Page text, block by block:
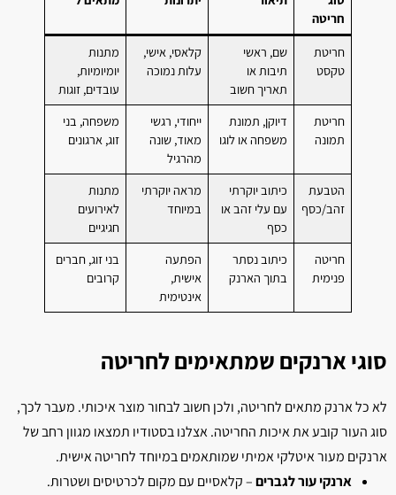
חריטה
חריטת
טקסט
שם, ראשי
תיבות או
תאריך חשוב
קלאסי, אישי,
עלות נמוכה
מתנות
יומיומיות,
עובדים, זוגות
חריטת
תמונה
דיוקן, תמונת
משפחה או לוגו
ייחודי, רגשי
מאוד, שונה
מהרגיל
משפחה, בני
זוג, ארגונים
הטבעת
זהב/כסף
כיתוב יוקרתי
עם עלי זהב או
כסף
מראה יוקרתי
במיוחד
מתנות
לאירועים
חגיגיים
חריטה
פנימית
כיתוב נסתר
בתוך הארנק
הפתעה
אישית,
אינטימית
בני זוג, חברים
קרובים
סוגי ארנקים שמתאימים לחריטה
לא כל ארנק מתאים לחריטה, ולכן חשוב לבחור מוצר איכותי. מעבר לכך,
סוג העור קובע את איכות החריטה. אצלנו בסטודיו תמצאו מגוון רחב של
ארנקים מעור איטלקי אמיתי שמותאמים במיוחד לחריטה אישית.
ארנקי עור לגברים– קלאסיים עם מקום לכרטיסים ושטרות.